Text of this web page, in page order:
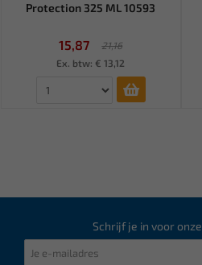
Protection 325 ML 10593
15,87
21,16
Ex. btw: € 13,12
Schrijf je in voor onze